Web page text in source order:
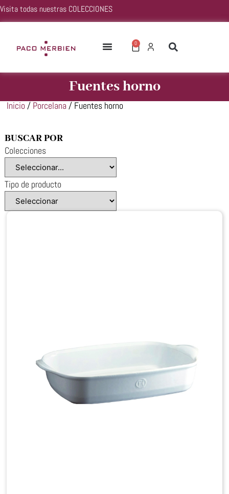
Visita todas nuestras COLECCIONES
0
Fuentes horno
Inicio / Porcelana / Fuentes horno
BUSCAR POR
Colecciones
Tipo de producto